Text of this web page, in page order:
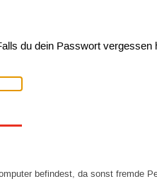
du dein Passwort
befindest, da sonst fremde